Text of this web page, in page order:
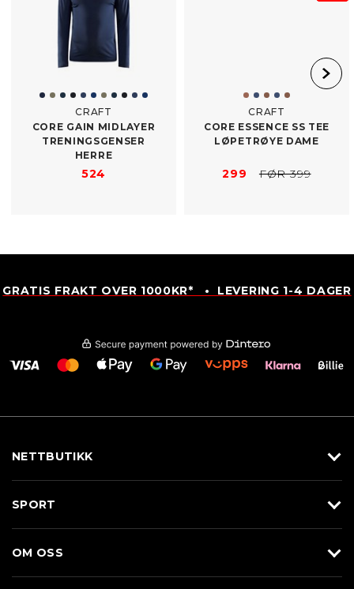
CRAFT
CORE GAIN MIDLAYER
TRENINGSGENSER
HERRE
524
CRAFT
CORE ESSENCE SS TEE
LØPETRØYE DAME
299 FØR 399
GRATIS FRAKT OVER 1000KR* • LEVERING 1-4 DAGER
NETTBUTIKK
Sko
Merkevarer
SPORT
OM OSS